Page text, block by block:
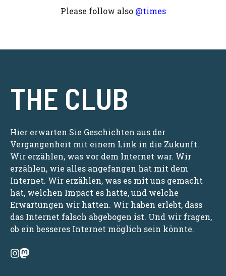
Please follow also @times
THE CLUB
Hier erwarten Sie Geschichten aus der
Vergangenheit mit einem Link in die Zukunft.
Wir erzählen, was vor dem Internet war. Wir
erzählen, wie alles angefangen hat mit dem
Internet. Wir erzählen, was es mit uns gemacht
hat, welchen Impact es hatte, und welche
Erwartungen wir hatten. Wir haben erlebt, dass
das Internet falsch abgebogen ist. Und wir fragen,
ob ein besseres Internet möglich sein könnte.